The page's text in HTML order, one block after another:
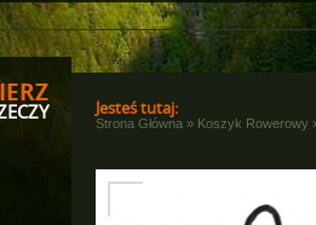
Jesteś tutaj:
Strona Główna » Koszyk Rowerowy